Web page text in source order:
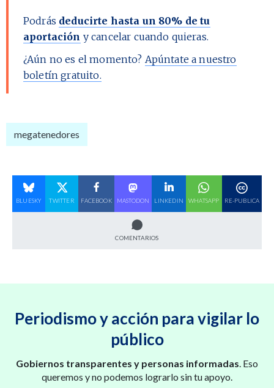
Podrás deducirte hasta un 80% de tu
aportación y cancelar cuando quieras.
¿Aún no es el momento? Apúntate a nuestro
boletín gratuito.
megatenedores
BLUESKY TWITTER FACEBOOK MASTODON LINKEDIN WHATSAPP RE-PUBLICA
COMENTARIOS
Periodismo y acción para vigilar lo
público
Gobiernos transparentes y personas informadas. Eso
queremos y no podemos lograrlo sin tu apoyo.